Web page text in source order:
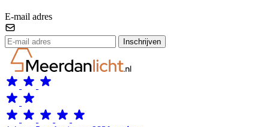
E-mail adres
Inschrijven